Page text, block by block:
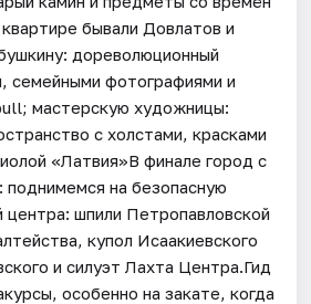
бывали Довлатов и
дореволюционный
семейными фотографиями и
мастерскую художницы:
с холстами, красками
«Латвия»В финале город с
поднимемся на безопасную
центра: шпили Петропавловской
купол Исаакиевского
и силуэт Лахта Центра.Гид
особенно на закате, когда